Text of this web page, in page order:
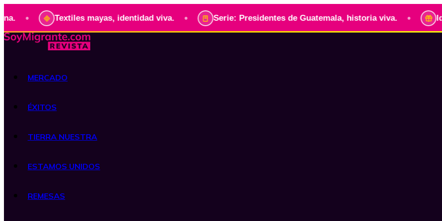
• Textiles mayas, identidad viva. • Serie: Presidentes de Guatemala, historia viva. •
MERCADO
ÉXITOS
TIERRA NUESTRA
ESTAMOS UNIDOS
REMESAS